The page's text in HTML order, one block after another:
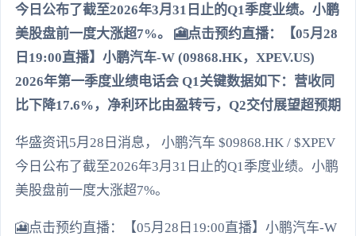
今日公布了截至2026年3月31日止的Q1季度业绩。小鹏
美股盘前一度大涨超7%。 🎦点击预约直播：【05月28
日19:00直播】小鹏汽车-W (09868.HK，XPEV.US)
2026年第一季度业绩电话会 Q1关键数据如下：营收同
比下降17.6%，净利环比由盈转亏，Q2交付展望超预期
华盛资讯5月28日消息， 小鹏汽车 $09868.HK / $XPEV
今日公布了截至2026年3月31日止的Q1季度业绩。小鹏
美股盘前一度大涨超7%。
🎦点击预约直播：【05月28日19:00直播】小鹏汽车-W